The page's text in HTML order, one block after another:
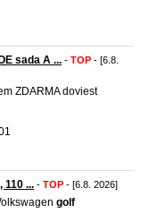
sada A ... - TOP - [6.8.
ZDARMA doviest
110 ... - TOP - [6.8. 2026]
golf